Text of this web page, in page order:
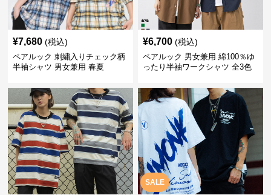
¥7,680 (税込)
ペアルック 刺繍入りチェック柄
半袖シャツ 男女兼用 春夏
¥6,700 (税込)
ペアルック 男女兼用 綿100％ゆ
ったり半袖ワークシャツ 全3色
SALE